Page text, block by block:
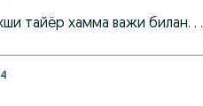
тайёр хамма важи билан. . .